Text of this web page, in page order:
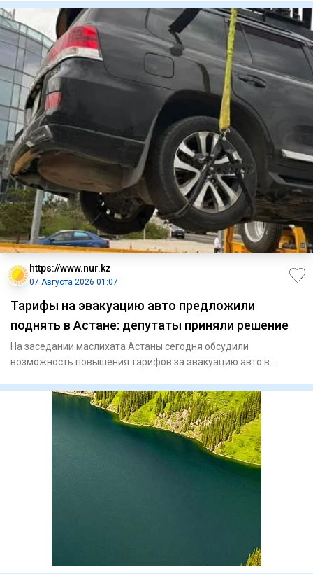
https://www.nur.kz
07 Августа 2026 01:07
Тарифы на эвакуацию авто предложили
поднять в Астане: депутаты приняли решение
На заседании маслихата Астаны сегодня обсудили
возможность повышения тарифов за эвакуацию авто в